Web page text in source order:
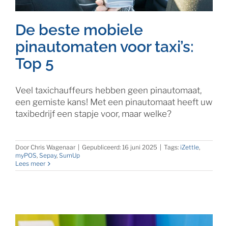
De beste mobiele
pinautomaten voor taxi’s:
Top 5
Veel taxichauffeurs hebben geen pinautomaat,
een gemiste kans! Met een pinautomaat heeft uw
taxibedrijf een stapje voor, maar welke?
Door Chris Wagenaar Gepubliceerd: 16 juni 2025 Tags: iZettle,
myPOS, Sepay, SumUp
Lees meer